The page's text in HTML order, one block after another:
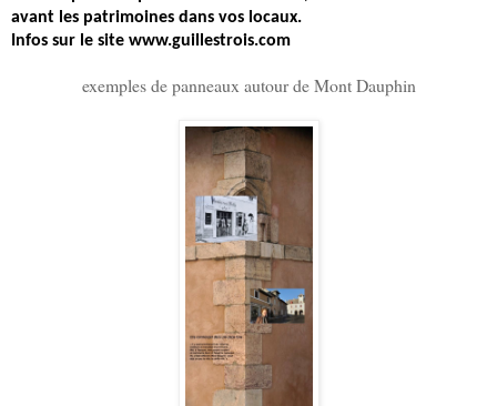
avant les patrimoines dans vos locaux.
Infos sur le site www.guillestrois.com
exemples de panneaux autour de Mont Dauphin